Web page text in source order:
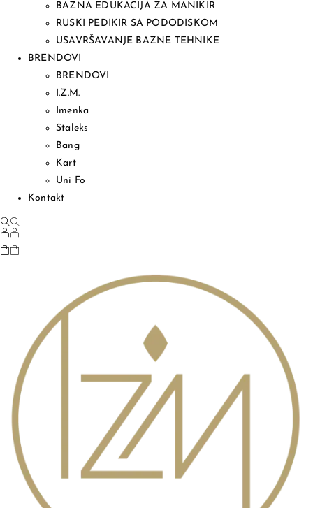
BAZNA EDUKACIJA ZA MANIKIR
RUSKI PEDIKIR SA PODODISKOM
USAVRŠAVANJE BAZNE TEHNIKE
BRENDOVI
BRENDOVI
I.Z.M.
Imenka
Staleks
Bang
Kart
Uni Fo
Kontakt